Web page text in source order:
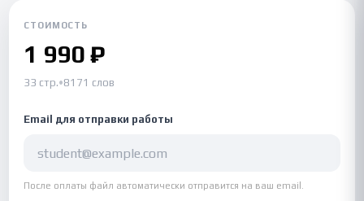
СТОИМОСТЬ
1 990 ₽
33 стр.•8171 слов
Email для отправки работы
После оплаты файл автоматически отправится на ваш email.